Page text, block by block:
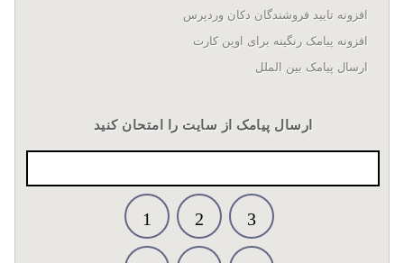
افزونه تایید فروشندگان دکان وردپرس
افزونه پیامک رنگینه برای اوپن کارت
ارسال پیامک بین الملل
ارسال پیامک از سایت را امتحان کنید
1 2 3